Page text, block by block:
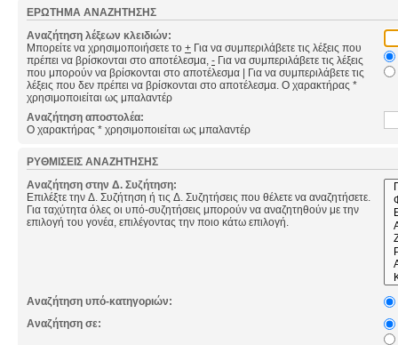
ΕΡΏΤΗΜΑ ΑΝΑΖΉΤΗΣΗΣ
Αναζήτηση λέξεων κλειδιών:
Μπορείτε να χρησιμοποιήσετε το + Για να συμπεριλάβετε τις λέξεις που
πρέπει να βρίσκονται στο αποτέλεσμα, - Για να συμπεριλάβετε τις λέξεις
που μπορούν να βρίσκονται στο αποτέλεσμα | Για να συμπεριλάβετε τις
λέξεις που δεν πρέπει να βρίσκονται στο αποτέλεσμα. Ο χαρακτήρας *
χρησιμοποιείται ως μπαλαντέρ
Αναζήτηση αποστολέα:
Ο χαρακτήρας * χρησιμοποιείται ως μπαλαντέρ
ΡΥΘΜΊΣΕΙΣ ΑΝΑΖΉΤΗΣΗΣ
Αναζήτηση στην Δ. Συζήτηση:
Επιλέξτε την Δ. Συζήτηση ή τις Δ. Συζητήσεις που θέλετε να αναζητήσετε.
Για ταχύτητα όλες οι υπό-συζητήσεις μπορούν να αναζητηθούν με την
επιλογή του γονέα, επιλέγοντας την ποιο κάτω επιλογή.
Αναζήτηση υπό-κατηγοριών:
Αναζήτηση σε: